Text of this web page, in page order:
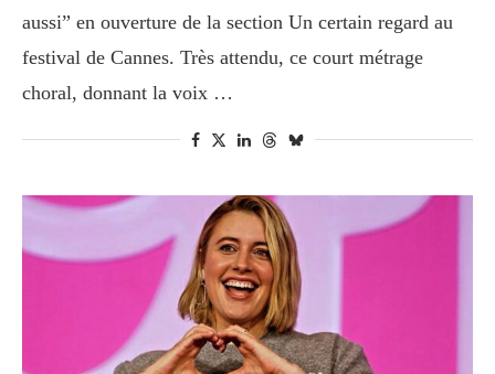
aussi” en ouverture de la section Un certain regard au
festival de Cannes. Très attendu, ce court métrage
choral, donnant la voix …